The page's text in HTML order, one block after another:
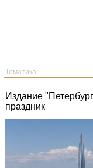
Тематика:
Издание
праздник